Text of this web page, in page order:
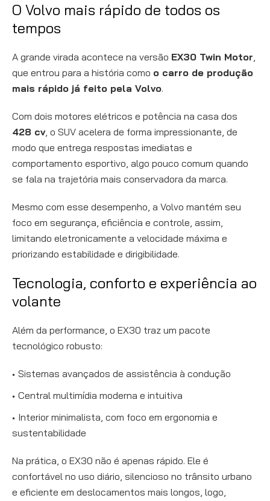
O Volvo mais rápido de todos os
tempos
A grande virada acontece na versão EX30 Twin Motor,
que entrou para a história como o carro de produção
mais rápido já feito pela Volvo.
Com dois motores elétricos e potência na casa dos
428 cv, o SUV acelera de forma impressionante, de
modo que entrega respostas imediatas e
comportamento esportivo, algo pouco comum quando
se fala na trajetória mais conservadora da marca.
Mesmo com esse desempenho, a Volvo mantém seu
foco em segurança, eficiência e controle, assim,
limitando eletronicamente a velocidade máxima e
priorizando estabilidade e dirigibilidade.
Tecnologia, conforto e experiência ao
volante
Além da performance, o EX30 traz um pacote
tecnológico robusto:
Sistemas avançados de assistência à condução
Central multimídia moderna e intuitiva
Interior minimalista, com foco em ergonomia e
sustentabilidade
Na prática, o EX30 não é apenas rápido. Ele é
confortável no uso diário, silencioso no trânsito urbano
e eficiente em deslocamentos mais longos, logo,